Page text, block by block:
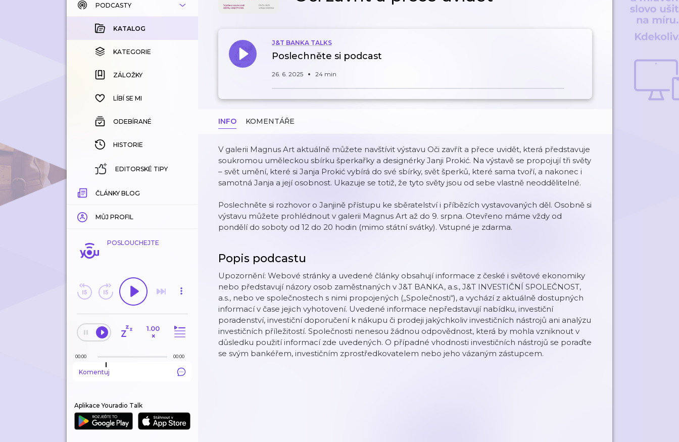
KATALOG
KOUPENÉ
KATEGORIE
ZÁLOŽKY
HISTORIE
PODCASTY
KATALOG
KATEGORIE
ZÁLOŽKY
LÍBÍ SE MI
ODEBÍRANÉ
HISTORIE
EDITORSKÉ TIPY
ČLÁNKY BLOG
MŮJ PROFIL
POSLOUCHEJTE
1.00
×
00:00 00:00
Komentuj
Aplikace Youradio Talk
J&T BANKA TALKS
Poslechněte si podcast
26. 6. 2025 24 min
INFO KOMENTÁŘE
V galerii Magnus Art aktuálně můžete navštívit výstavu Oči zavřít a přece uvidět, která představuje
soukromou uměleckou sbírku šperkařky a designérky Janji Prokić. Na výstavě se propojují tři světy
– svět umění, které si Janja Prokić vybírá do své sbírky, svět šperků, které sama tvoří, a nakonec i
samotná Janja a její osobnost. Ukazuje se totiž, že tyto světy jsou od sebe vlastně neoddělitelné.
Poslechněte si rozhovor o Janjině přístupu ke sběratelství i příbězích vystavovaných děl. Osobně si
výstavu můžete prohlédnout v galerii Magnus Art až do 9. srpna. Otevřeno máme vždy od
pondělí do soboty od 12 do 20 hodin (mimo státní svátky). Vstupné je zdarma.
Popis podcastu
Upozornění: Webové stránky a uvedené články obsahují informace z české i světové ekonomiky
nebo představují názory osob zaměstnaných v J&T BANKA, a.s., J&T INVESTIČNÍ SPOLEČNOST,
a.s., nebo ve společnostech s nimi propojených („Společnosti“), a vychází z aktuálně dostupných
informací v čase jejich vyhotovení. Uvedené informace nepředstavují nabídku, investiční
poradenství, investiční doporučení k nákupu či prodeji jakýchkoliv investičních nástrojů ani analýzu
investičních příležitostí. Společnosti nenesou žádnou odpovědnost, která by mohla vzniknout v
důsledku použití informací zde uvedených. O případné vhodnosti investičních nástrojů se poraďte
se svým bankéřem, investičním zprostředkovatelem nebo jeho vázaným zástupcem.